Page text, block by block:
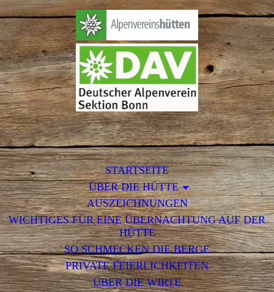
STARTSEITE
ÜBER DIE HÜTTE
AUSZEICHNUNGEN
WICHTIGES FÜR EINE ÜBERNACHTUNG AUF DER
HÜTTE
SO SCHMECKEN DIE BERGE
PRIVATE FEIERLICHKEITEN
ÜBER DIE WIRTE